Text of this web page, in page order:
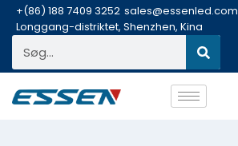
+(86) 188 7409 3252 sales@essenled.com
Longgang-distriktet, Shenzhen, Kina